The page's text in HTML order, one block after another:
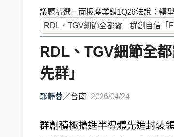
議題精選－面板產業鏈1Q26法說：轉
RDL、TGV細節全
先群」
郭靜蓉／台南 2026/04/24
群創積極搶進半導體先進封裝